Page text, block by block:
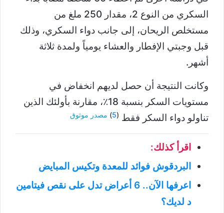
السكري من النوع 2، مقدار 250 ملغ من
مستخلص الريحان، إلى جانب دواء السكري، وذلك
قبل وجبتي الإفطار والعشاء يومياً ولمدة ثلاثة
أشهر.
وكانت النتيجة أن حصل لديهم انخفاض في
مستويات السكر بنسبة 18٪، مقارنة بأولئك الذين
تناولو دواء السكر فقط (
5
) مصدر موثوق
اقرأ كذلك:
البردقوش فوائد للمعدة وتكيس المبايض
اعرفها الآن.. 6 أعراض تدل على نقص فيتامين
د لديك؟